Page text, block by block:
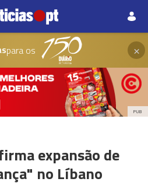
para os ×
PUB
expansão de
no Líbano